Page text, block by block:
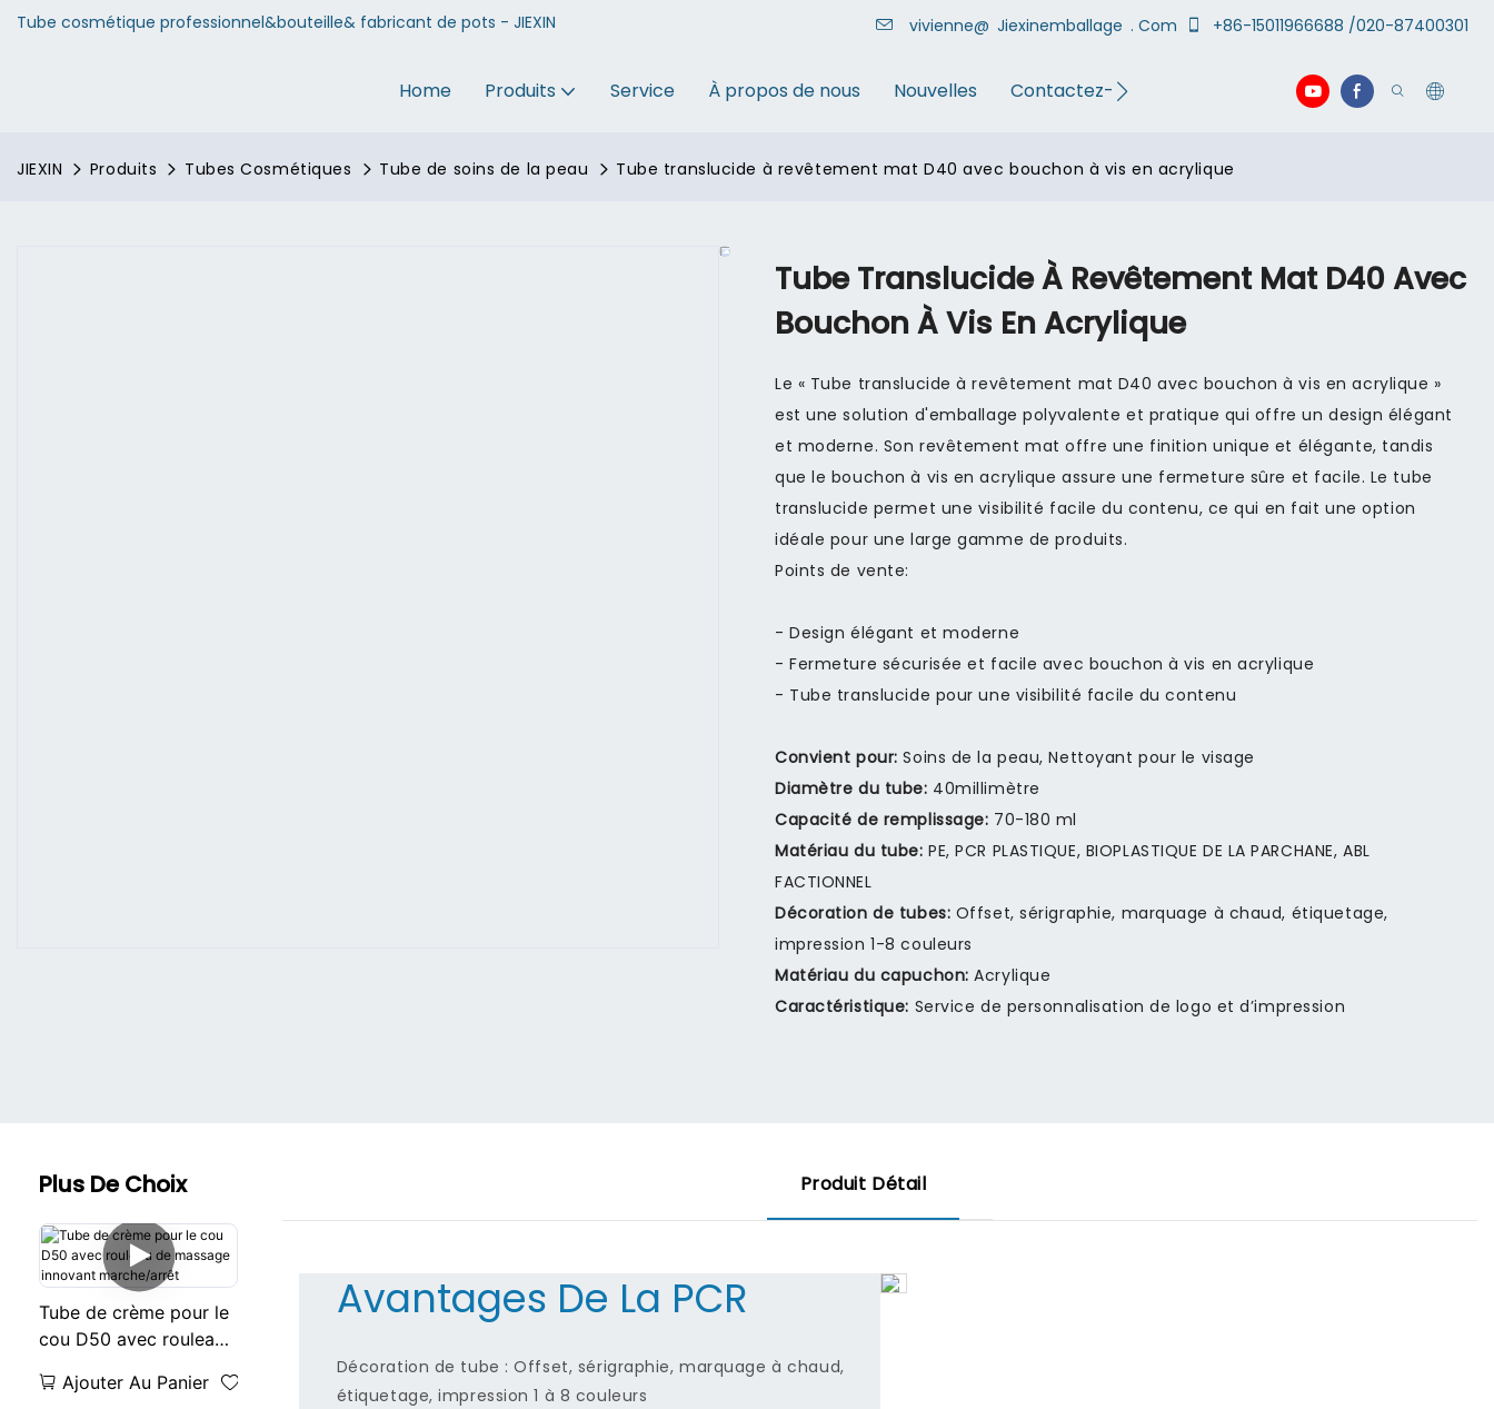
Tube cosmétique professionnel&bouteille& fabricant de pots - JIEXIN vivienne@ Jiexinemballage . Com +86-15011966688 /020-87400301
Home Produits Service À propos de nous Nouvelles Contactez-nous
JIEXIN Produits Tubes Cosmétiques Tube de soins de la peau Tube translucide à revêtement mat D40 avec bouchon à vis en acrylique
Tube Translucide À Revêtement Mat D40 Avec
Bouchon À Vis En Acrylique
Le « Tube translucide à revêtement mat D40 avec bouchon à vis en acrylique »
est une solution d'emballage polyvalente et pratique qui offre un design élégant
et moderne. Son revêtement mat offre une finition unique et élégante, tandis
que le bouchon à vis en acrylique assure une fermeture sûre et facile. Le tube
translucide permet une visibilité facile du contenu, ce qui en fait une option
idéale pour une large gamme de produits.
Points de vente:
- Design élégant et moderne
- Fermeture sécurisée et facile avec bouchon à vis en acrylique
- Tube translucide pour une visibilité facile du contenu
Convient pour:Soins de la peau, Nettoyant pour le visage
Diamètre du tube: 40millimètre
Capacité de remplissage: 70-180 ml
Matériau du tube:PE, PCR PLASTIQUE, BIOPLASTIQUE DE LA PARCHANE, ABL
FACTIONNEL
Décoration de tubes: Offset, sérigraphie, marquage à chaud, étiquetage,
impression 1-8 couleurs
Matériau du capuchon:Acrylique
Caractéristique: Service de personnalisation de logo et d’impression
Produit Détail
Avantages De La PCR
Décoration de tube : Offset, sérigraphie, marquage à chaud,
étiquetage, impression 1 à 8 couleurs
Plus De Choix
Tube de crème pour le
cou D50 avec rouleau
marche/arrêt
Ajouter Au Panier